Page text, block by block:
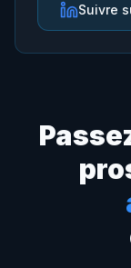
Suivre